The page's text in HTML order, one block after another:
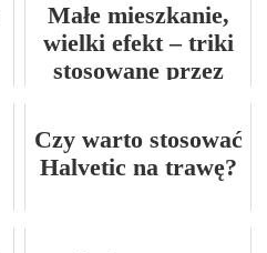
Małe mieszkanie,
wielki efekt – triki
stosowane przez
Czy warto stosować
Halvetic na trawę?